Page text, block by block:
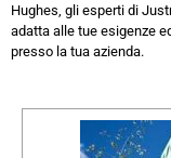
Hughes, gli esperti di
adatta alle tue esigenze
presso la tua azienda.